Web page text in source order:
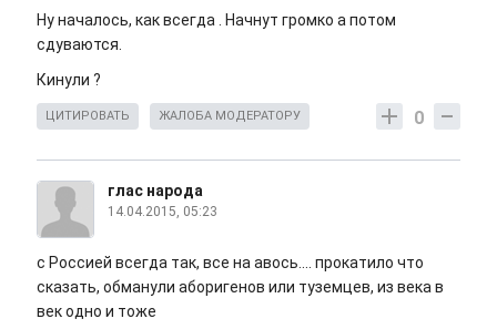
Ну началось, как всегда . Начнут громко а потом
сдуваются.
Кинули ?
0
ЦИТИРОВАТЬ ЖАЛОБА МОДЕРАТОРУ
глас народа
14.04.2015, 05:23
с Россией всегда так, все на авось.... прокатило что
сказать, обманули аборигенов или туземцев, из века в
век одно и тоже